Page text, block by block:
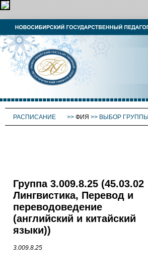
РАСПИСАНИЕ >> ФИЯ >> ВЫБОР ГРУППЫ
Группа 3.009.8.25 (45.03.02
Лингвистика, Перевод и
переводоведение
(английский и китайский
языки))
3.009.8.25